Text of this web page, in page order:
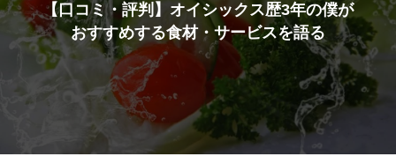
【口コミ・評判】オイシックス歴3年の僕が
おすすめする食材・サービスを語る